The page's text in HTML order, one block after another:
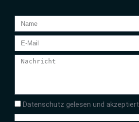
Datenschutz gelesen und akzeptiert